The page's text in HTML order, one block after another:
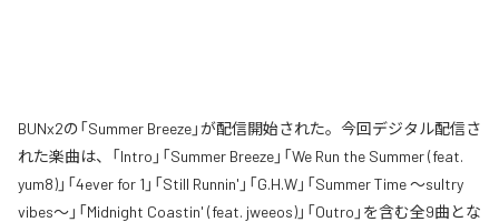
BUNx2の「Summer Breeze」が配信開始された。今回デジタル配信さ
れた楽曲は、「Intro」「Summer Breeze」「We Run the Summer (feat.
yum8)」「4ever for 1」「Still Runnin'」「G.H.W」「Summer Time 〜sultry
vibes〜」「Midnight Coastin' (feat. jweeos)」「Outro」を含む全9曲とな